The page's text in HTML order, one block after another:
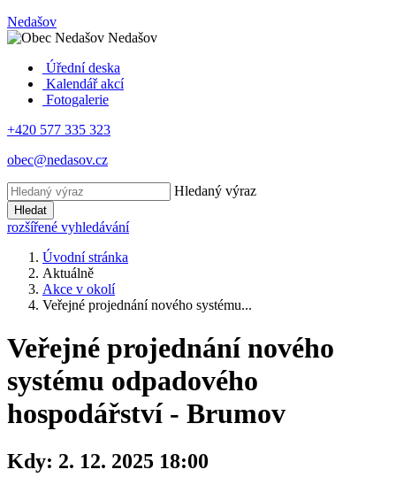
Nedašov
Nedašov
Úřední deska
Kalendář akcí
Fotogalerie
+420 577 335 323
obec@nedasov.cz
Hledaný výraz
Hledat
rozšířené vyhledávání
Úvodní stránka
Aktuálně
Akce v okolí
Veřejné projednání nového systému...
Veřejné projednání nového
systému odpadového
hospodářství - Brumov
Kdy: 2. 12. 2025 18:00